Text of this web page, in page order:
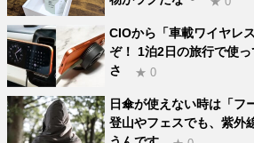
CIOから「車載ワイヤレ
ぞ！ 1泊2日の旅行で使っ
さ
★ 0
日傘が使えない時は「フ
登山やフェスでも、紫外